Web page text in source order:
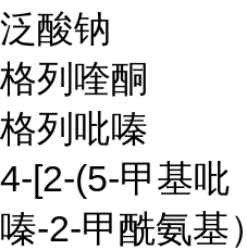
泛酸钠
格列喹酮
格列吡嗪
4-[2-(5-甲基吡
嗪-2-甲酰氨基）